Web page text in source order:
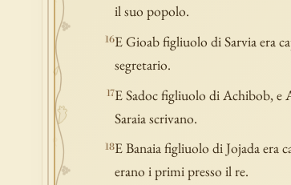
il suo popolo.
16E Gioab figliuolo di Sarvia era
segretario.
17E Sadoc figliuolo di Achibob, e
Saraia scrivano.
18E Banaia figliuolo di Jojada era
erano i primi presso il re.